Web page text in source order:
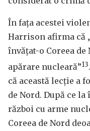
În fața acestei
Harrison afirma că
învățat-o Coreea de
apărare nucleară”13
că această lecție a
de Nord. După ce
război cu arme
Coreea de Nord